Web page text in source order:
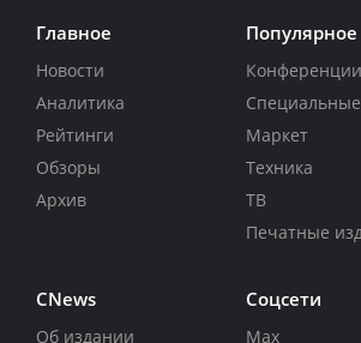
Главное
Новости
Аналитика
Рейтинги
Обзоры
Архив
Популярное
Конференции
Маркет
Техника
ТВ
Печатные
CNews
Об издании
Соцсети
Max